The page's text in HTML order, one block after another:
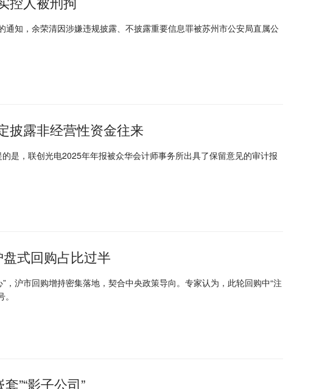
知，余荣清因涉嫌违规披露、不披露重要信息罪被苏州市公安局直属公
披露非经营性资金往来
是，联创光电2025年年报被众华会计师事务所出具了保留意见的审计报
式回购占比过半
沪市回购增持密集落地，契合中央政策导向。专家认为，此轮回购中“注
”“影子公司”